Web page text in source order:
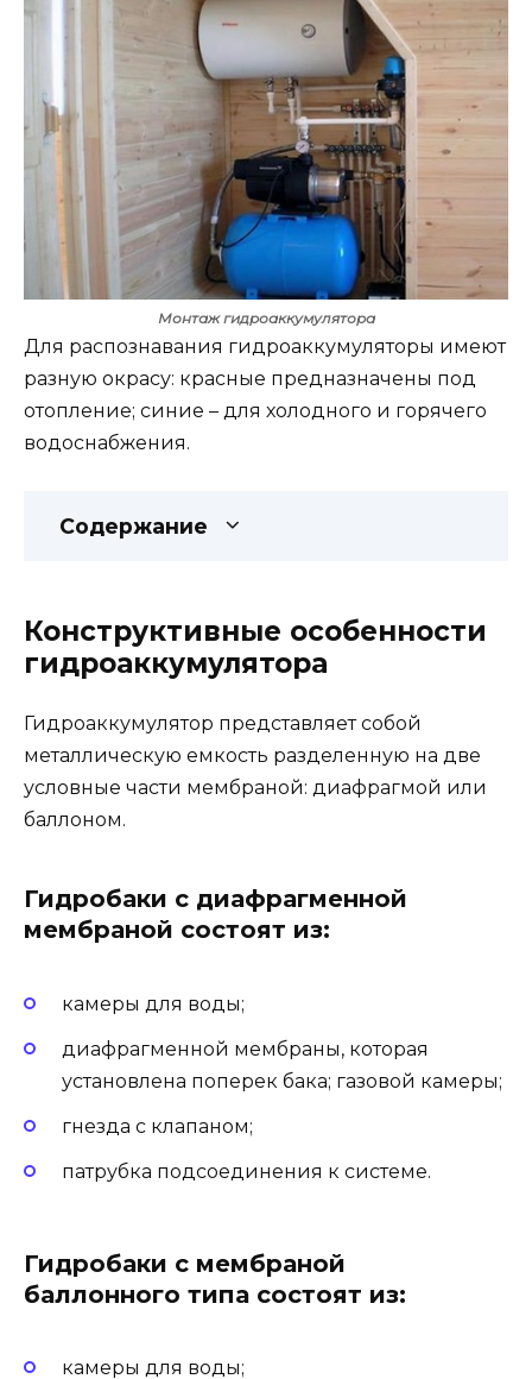
Монтаж гидроаккумулятора
Для распознавания гидроаккумуляторы имеют
разную окрасу: красные предназначены под
отопление; синие – для холодного и горячего
водоснабжения.
Содержание
Конструктивные особенности
гидроаккумулятора
Гидроаккумулятор представляет собой
металлическую емкость разделенную на две
условные части мембраной: диафрагмой или
баллоном.
Гидробаки с диафрагменной
мембраной состоят из:
камеры для воды;
диафрагменной мембраны, которая
установлена поперек бака; газовой камеры;
гнезда с клапаном;
патрубка подсоединения к системе.
Гидробаки с мембраной
баллонного типа состоят из:
камеры для воды;